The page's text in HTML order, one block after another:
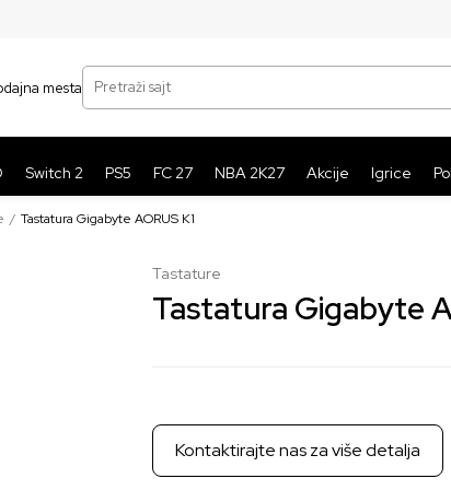
mesta
Pretraži sajt
Switch 2 PS5 FC 27 NBA 2K27 Akcije Igrice
Tastatura Gigabyte AORUS K1
Tastature
Tastatura Gigabyte
Kontaktirajte nas za više detalja